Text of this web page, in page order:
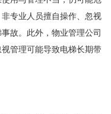
专业人员擅自操作、忽视
故。此外，物业管理公司
管理可能导致电梯长期带